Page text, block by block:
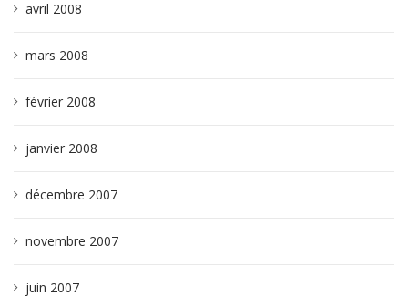
avril 2008
mars 2008
février 2008
janvier 2008
décembre 2007
novembre 2007
juin 2007